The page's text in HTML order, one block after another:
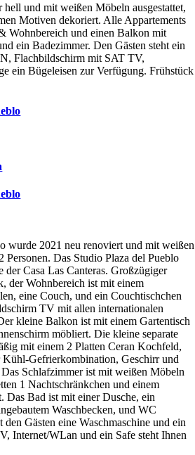
hell und mit weißen Möbeln ausgestattet,
Motiven dekoriert. Alle Appartements
Wohnbereich und einen Balkon mit
ein Badezimmer. Den Gästen steht ein
Flachbildschirm mit SAT TV,
ein Bügeleisen zur Verfügung. Frühstück
wurde 2021 neu renoviert und mit weißen
Das Studio Plaza del Pueblo
der Casa Las Canteras. Großzügiger
der Wohnbereich ist mit einem
eine Couch, und ein Couchtischchen
TV mit allen internationalen
kleine Balkon ist mit einem Gartentisch
möbliert. Die kleine separate
mit einem 2 Platten Ceran Kochfeld,
Gefrierkombination, Geschirr und
Schlafzimmer ist mit weißen Möbeln
1 Nachtschränkchen und einem
Das Bad ist mit einer Dusche, ein
Waschbecken, und WC
den Gästen eine Waschmaschine und ein
Internet/WLan und ein Safe steht Ihnen